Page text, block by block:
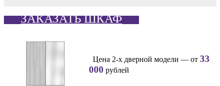
ЗАКАЗАТЬ ШКАФ
Цена 2-х дверной модели — от 33
000 рублей